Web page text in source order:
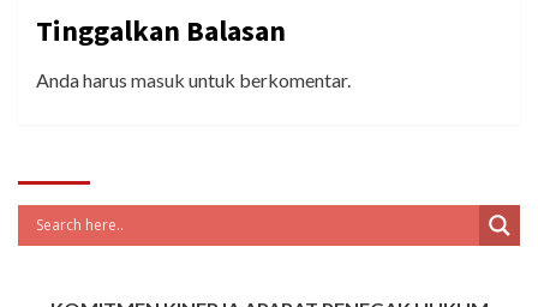
Tinggalkan Balasan
Anda harus masuk untuk berkomentar.